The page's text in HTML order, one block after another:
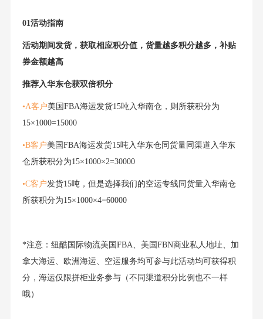
01活动指南
活动期间发货，获取相应积分值，货量越多积分越多，补贴
券金额越高
推荐入华东仓获双倍积分
•A客户美国FBA海运发货15吨入华南仓，则所获积分为
15×1000=15000
•B客户美国FBA海运发货15吨入华东仓同货量同渠道入华东
仓所获积分为15×1000×2=30000
•C客户发货15吨，但是选择我们的空运专线同货量入华南仓
所获积分为15×1000×4=60000
*注意：纽酷国际物流美国FBA、美国FBN商业私人地址、加
拿大海运、欧洲海运、空运服务均可参与此活动均可获得积
分，海运仅限拼柜业务参与（不同渠道积分比例也不一样
哦）